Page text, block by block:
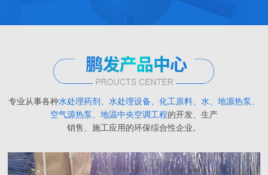
专业从事各种水处理药剂、水处理设备、化工原料、水、地源热泵、
空气源热泵、地温中央空调工程的开发、生产
销售、施工应用的环保综合性企业。